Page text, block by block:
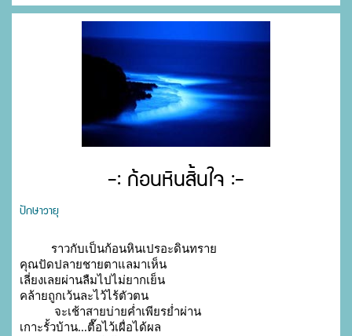
-: ก้อนหินสิ้นใจ :-
ปักษาวายุ
ราวกับเป็นก้อนหินเปรอะดินทราย
คุณปัดปลายชายตาแลมาเห็น
เลี่ยงเลยผ่านลืมไปไม่ยากเย็น
คล้ายถูกเว้นละไว้ไร้ตัวตน
จะเช้าสายบ่ายค่ำเพียรย่ำผ่าน
เกาะรั้วบ้าน...ตื๊อไว้เผื่อได้ผล